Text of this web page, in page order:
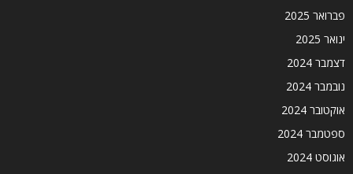
פברואר 2025
ינואר 2025
דצמבר 2024
נובמבר 2024
אוקטובר 2024
ספטמבר 2024
אוגוסט 2024